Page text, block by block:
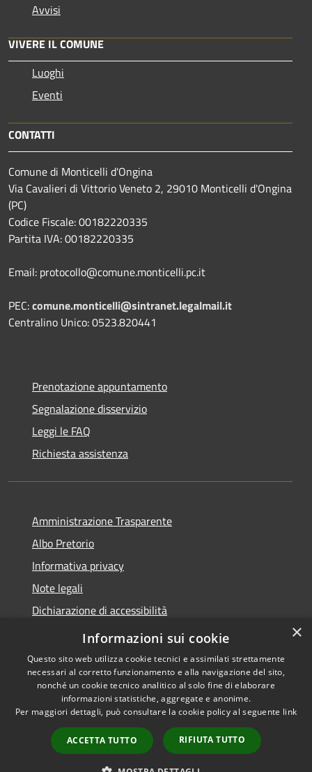
Avvisi
VIVERE IL COMUNE
Luoghi
Eventi
CONTATTI
Comune di Monticelli d'Ongina
Via Cavalieri di Vittorio Veneto 2, 29010 Monticelli d'Ongina
(PC)
Codice Fiscale: 00182220335
Partita IVA: 00182220335
Email: protocollo@comune.monticelli.pc.it
PEC:comune.monticelli@sintranet.legalmail.it
Centralino Unico: 0523.820441
Prenotazione appuntamento
Segnalazione disservizio
Leggi le FAQ
Richiesta assistenza
Amministrazione Trasparente
Albo Pretorio
Informativa privacy
Note legali
Dichiarazione di accessibilità
Obiettivi di accessibilità
Accessibilità
Copyright © 2026 • Comune di
Monticelli d'Ongina • Powered
byMunicipium
Accesso
redazione
×
Informazioni sui cookie
Questo sito web utilizza cookie tecnici e assimilati strettamente
necessari al corretto funzionamento e alla navigazione del sito,
nonché un cookie tecnico analitico al solo fine di elaborare
informazioni statistiche, aggregate e anonime.
Per maggiori dettagli, può consultare la cookie policy al seguente link
ACCETTA TUTTO RIFIUTA TUTTO